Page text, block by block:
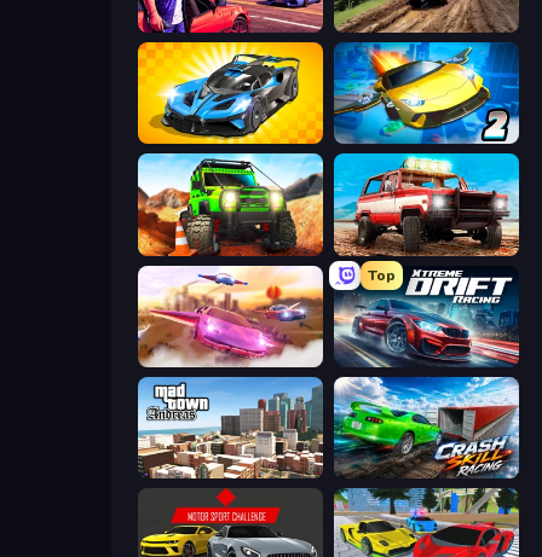
Gangster Crimes Online 6: Mafia City Hill Travel 3D
GT Cars Mega Ramps Ultimate Flying Car 2
Offroad Life 3D Offroad Masters Challenge
Ultimate Flying Car
Top
Xtreme DRIFT Racing
Mad Town Andreas: Mafia Storie Crash Skill Racing